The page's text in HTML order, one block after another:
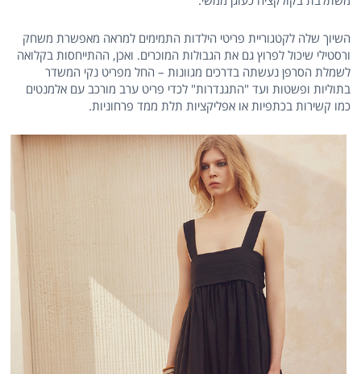
השיוך שלה לקטגוריית פריטי הילדות התמימים למראה מאפשרת משחק
ורסטילי שיכול לפרוץ גם את הגבולות המוכרים. ואכן, ההתייחסות בקלואה
לשמלת הסרפן נעשתה בדרכים מגוונות – החל מפריט נקי המשדר
בתוליות ופשטות ועד "התגנדרות" לכדי פריט ערב מורכב עם אלמנטים
כמו קשירות בכתפיות או אפליקציות תלת ממד פרחוניות.